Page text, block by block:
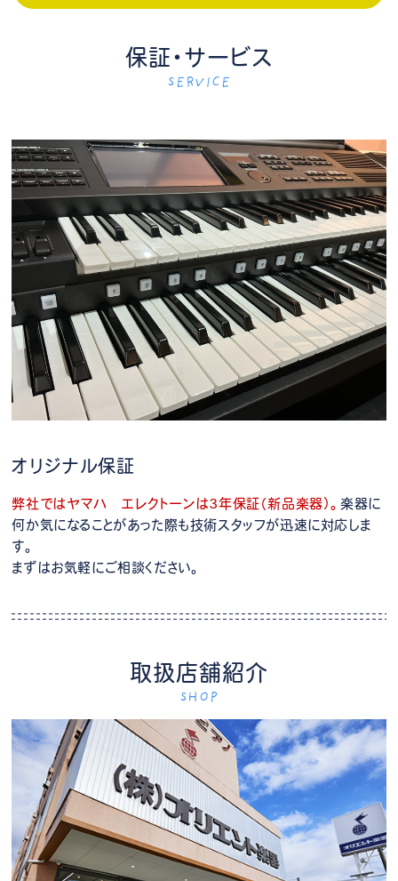
保証・サービス
SERVICE
オリジナル保証
弊社ではヤマハ エレクトーンは3年保証（新品楽器）。 楽器に
何か気になることがあった際も技術スタッフが迅速に対応しま
す。
まずはお気軽にご相談ください。
取扱店舗紹介
SHOP